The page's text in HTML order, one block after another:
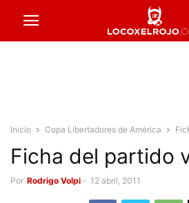
Inicio Copa Libertadores de América
Ficha del partido
Por Rodrigo Volpi - 12 abril, 2011